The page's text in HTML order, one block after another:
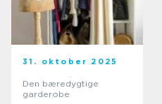
31. oktober 2025
Den bæredygtige
garderobe